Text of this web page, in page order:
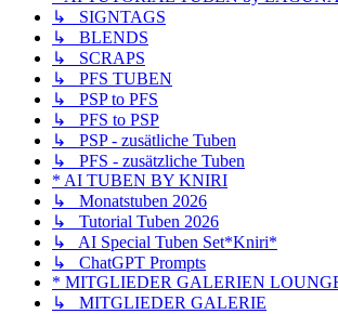
↳ SIGNTAGS
↳ BLENDS
↳ SCRAPS
↳ PFS TUBEN
↳ PSP to PFS
↳ PFS to PSP
↳ PSP - zusätliche Tuben
↳ PFS - zusätzliche Tuben
* AI TUBEN BY KNIRI
↳ Monatstuben 2026
↳ Tutorial Tuben 2026
↳ AI Special Tuben Set*Kniri*
↳ ChatGPT Prompts
* MITGLIEDER GALERIEN
↳ MITGLIEDER GALERIE